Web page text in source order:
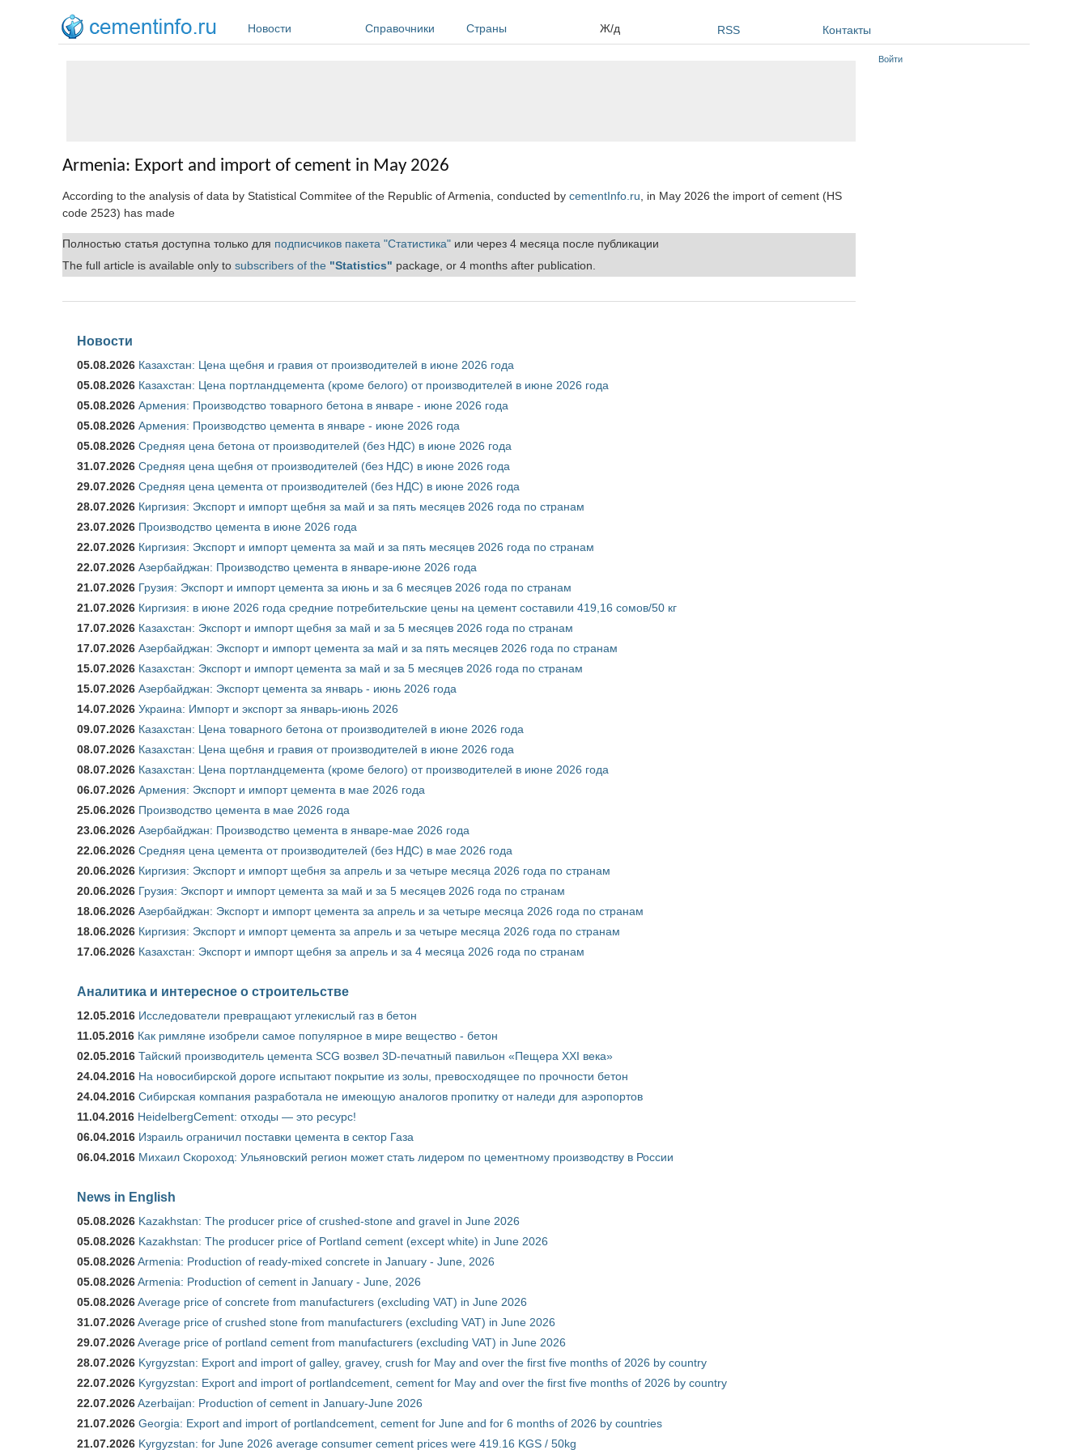
Новости
Справочники Страны Ж/д RSS Контакты
Armenia: Export and import of cement in May 2026
According to the analysis of data by Statistical Commitee of the Republic of Armenia, conducted by cementInfo.ru , in May 2026 the import of cement (HS
code 2523) has made
Полностью статья доступна только для подписчиков пакета "Статистика" или через 4 месяца после публикации
The full article is available only to subscribers of the "Statistics" package, or 4 months after publication.
Новости
05.08.2026 Казахстан: Цена щебня и гравия от производителей в июне 2026 года
05.08.2026 Казахстан: Цена портландцемента (кроме белого) от производителей в июне 2026 года
05.08.2026 Армения: Производство товарного бетона в январе - июне 2026 года
05.08.2026 Армения: Производство цемента в январе - июне 2026 года
05.08.2026 Средняя цена бетона от производителей (без НДС) в июне 2026 года
31.07.2026 Средняя цена щебня от производителей (без НДС) в июне 2026 года
29.07.2026 Средняя цена цемента от производителей (без НДС) в июне 2026 года
28.07.2026 Киргизия: Экспорт и импорт щебня за май и за пять месяцев 2026 года по странам
23.07.2026 Производство цемента в июне 2026 года
22.07.2026 Киргизия: Экспорт и импорт цемента за май и за пять месяцев 2026 года по странам
22.07.2026 Азербайджан: Производство цемента в январе-июне 2026 года
21.07.2026 Грузия: Экспорт и импорт цемента за июнь и за 6 месяцев 2026 года по странам
21.07.2026 Киргизия: в июне 2026 года средние потребительские цены на цемент составили 419,16 сомов/50 кг
17.07.2026 Казахстан: Экспорт и импорт щебня за май и за 5 месяцев 2026 года по странам
17.07.2026 Азербайджан: Экспорт и импорт цемента за май и за пять месяцев 2026 года по странам
15.07.2026 Казахстан: Экспорт и импорт цемента за май и за 5 месяцев 2026 года по странам
15.07.2026 Азербайджан: Экспорт цемента за январь - июнь 2026 года
14.07.2026 Украина: Импорт и экспорт за январь-июнь 2026
09.07.2026 Казахстан: Цена товарного бетона от производителей в июне 2026 года
08.07.2026 Казахстан: Цена щебня и гравия от производителей в июне 2026 года
08.07.2026 Казахстан: Цена портландцемента (кроме белого) от производителей в июне 2026 года
06.07.2026 Армения: Экспорт и импорт цемента в мае 2026 года
25.06.2026 Производство цемента в мае 2026 года
23.06.2026 Азербайджан: Производство цемента в январе-мае 2026 года
22.06.2026 Средняя цена цемента от производителей (без НДС) в мае 2026 года
20.06.2026 Киргизия: Экспорт и импорт щебня за апрель и за четыре месяца 2026 года по странам
20.06.2026 Грузия: Экспорт и импорт цемента за май и за 5 месяцев 2026 года по странам
18.06.2026 Азербайджан: Экспорт и импорт цемента за апрель и за четыре месяца 2026 года по странам
18.06.2026 Киргизия: Экспорт и импорт цемента за апрель и за четыре месяца 2026 года по странам
17.06.2026 Казахстан: Экспорт и импорт щебня за апрель и за 4 месяца 2026 года по странам
Аналитика и интересное о строительстве
12.05.2016 Исследователи превращают углекислый газ в бетон
11.05.2016 Как римляне изобрели самое популярное в мире вещество - бетон
02.05.2016 Тайский производитель цемента SCG возвел 3D-печатный павильон «Пещера XXI века»
24.04.2016 На новосибирской дороге испытают покрытие из золы, превосходящее по прочности бетон
24.04.2016 Сибирская компания разработала не имеющую аналогов пропитку от наледи для аэропортов
11.04.2016 HeidelbergCement: отходы — это ресурс!
06.04.2016 Израиль ограничил поставки цемента в сектор Газа
06.04.2016 Михаил Скороход: Ульяновский регион может стать лидером по цементному производству в России
News in English
05.08.2026 Kazakhstan: The producer price of crushed-stone and gravel in June 2026
05.08.2026 Kazakhstan: The producer price of Portland cement (except white) in June 2026
05.08.2026Armenia: Production of ready-mixed concrete in January - June, 2026
05.08.2026Armenia: Production of cement in January - June, 2026
05.08.2026Average price of concrete from manufacturers (excluding VAT) in June 2026
31.07.2026Average price of crushed stone from manufacturers (excluding VAT) in June 2026
29.07.2026Average price of portland cement from manufacturers (excluding VAT) in June 2026
28.07.2026 Kyrgyzstan: Export and import of galley, gravey, crush for May and over the first five months of 2026 by country
22.07.2026 Kyrgyzstan: Export and import of portlandcement, cement for May and over the first five months of 2026 by country
22.07.2026Azerbaijan: Production of cement in January-June 2026
21.07.2026 Georgia: Export and import of portlandcement, cement for June and for 6 months of 2026 by countries
21.07.2026 Kyrgyzstan: for June 2026 average consumer cement prices were 419.16 KGS / 50kg
Войти